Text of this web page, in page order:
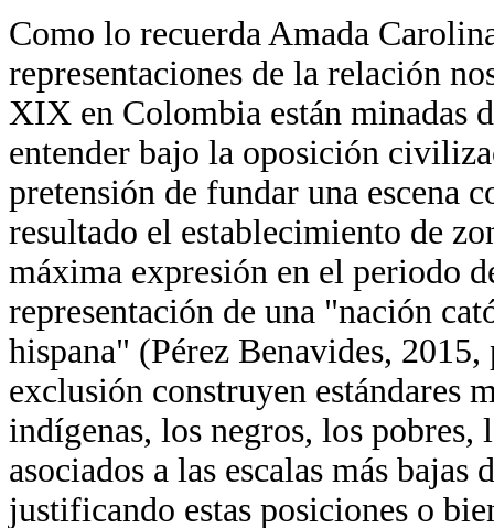
Como lo recuerda Amada
representaciones de la relación
XIX en Colombia están minadas
entender bajo la oposición
pretensión de fundar una escena
resultado el establecimiento de
máxima expresión en el periodo
representación de una "nación
hispana" (Pérez Benavides,
exclusión construyen estándares
indígenas, los negros, los pobres,
asociados a las escalas más
justificando estas posiciones o